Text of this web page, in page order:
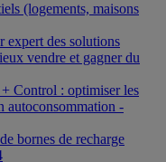
(logements, maisons
expert des solutions
vendre et gagner du
Control : optimiser les
autoconsommation -
bornes de recharge